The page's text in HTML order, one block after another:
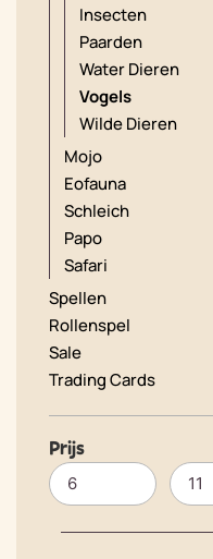
Insecten
Paarden
Water Dieren
Vogels
Wilde Dieren
Mojo
Eofauna
Schleich
Papo
Safari
Spellen
Rollenspel
Sale
Trading Cards
Prijs